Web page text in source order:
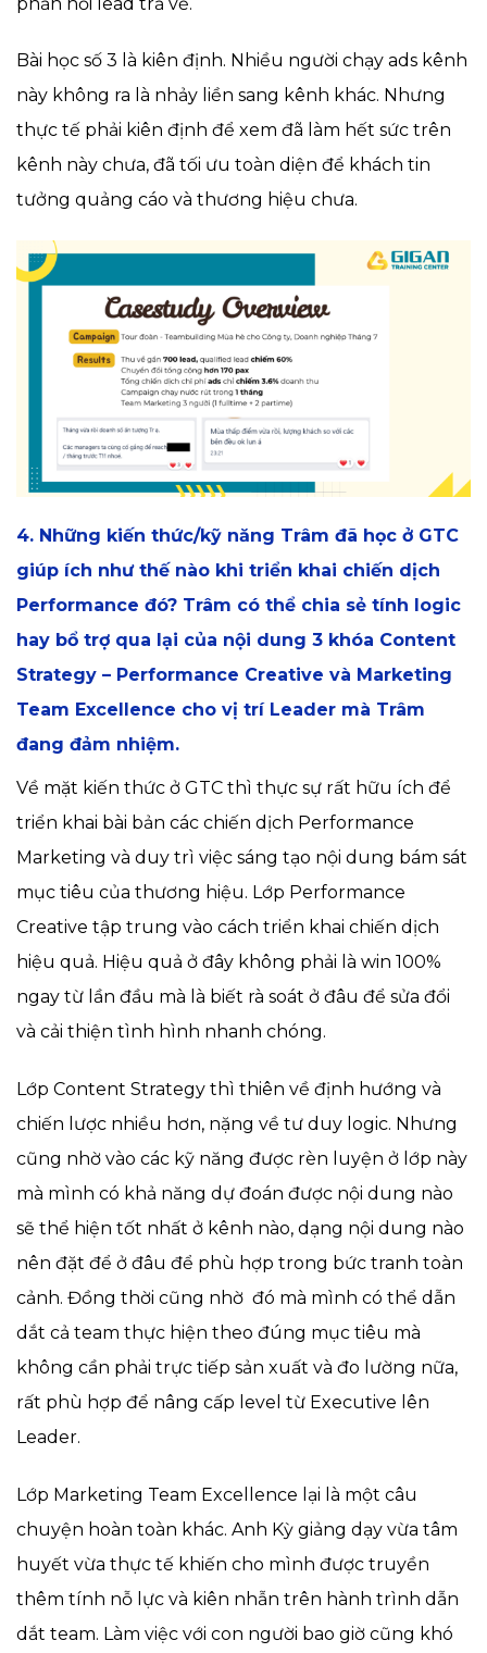
Bài học số 3 là kiên định. Nhiều người chạy ads kênh
này không ra là nhảy liền sang kênh khác. Nhưng
thực tế phải kiên định để xem đã làm hết sức trên
kênh này chưa, đã tối ưu toàn diện để khách tin
tưởng quảng cáo và thương hiệu chưa.
4. Những kiến thức/kỹ năng Trâm đã học ở GTC
giúp ích như thế nào khi triển khai chiến dịch
Performance đó? Trâm có thể chia sẻ tính logic
hay bổ trợ qua lại của nội dung 3 khóa Content
Strategy – Performance Creative và Marketing
Team Excellence cho vị trí Leader mà Trâm
đang đảm nhiệm.
Về mặt kiến thức ở GTC thì thực sự rất hữu ích để
triển khai bài bản các chiến dịch Performance
Marketing và duy trì việc sáng tạo nội dung bám sát
mục tiêu của thương hiệu. Lớp Performance
Creative tập trung vào cách triển khai chiến dịch
hiệu quả. Hiệu quả ở đây không phải là win 100%
ngay từ lần đầu mà là biết rà soát ở đâu để sửa đổi
và cải thiện tình hình nhanh chóng.
Lớp Content Strategy thì thiên về định hướng và
chiến lược nhiều hơn, nặng về tư duy logic. Nhưng
cũng nhờ vào các kỹ năng được rèn luyện ở lớp này
mà mình có khả năng dự đoán được nội dung nào
sẽ thể hiện tốt nhất ở kênh nào, dạng nội dung nào
nên đặt để ở đâu để phù hợp trong bức tranh toàn
cảnh. Đồng thời cũng nhờ đó mà mình có thể dẫn
dắt cả team thực hiện theo đúng mục tiêu mà
không cần phải trực tiếp sản xuất và đo lường nữa,
rất phù hợp để nâng cấp level từ Executive lên
Leader.
Lớp Marketing Team Excellence lại là một câu
chuyện hoàn toàn khác. Anh Kỳ giảng dạy vừa tâm
huyết vừa thực tế khiến cho mình được truyền
thêm tính nỗ lực và kiên nhẫn trên hành trình dẫn
dắt team. Làm việc với con người bao giờ cũng khó